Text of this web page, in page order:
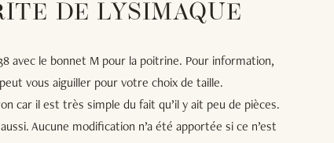
DE LYSIMAQUE
avec le bonnet M pour la poitrine. Pour information,
vous aiguiller pour votre choix de taille.
car il est très simple du fait qu’il y ait peu de pièces.
Aucune modification n’a été apportée si ce n’est